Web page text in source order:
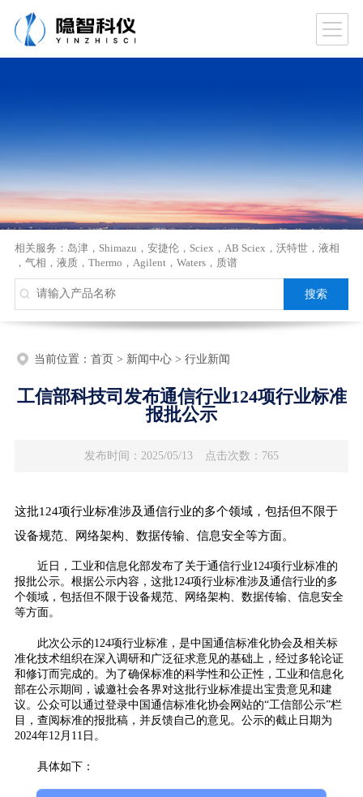
相关服务： 岛津， Shimazu ， 安捷伦， Sciex ， AB Sciex ， 沃特世， 液相
， 气相 ， 液质， Thermo ， Agilent ， Waters， 质谱
当前位置： 首页> 新闻中心> 行业新闻
工信部科技司发布通信行业124项行业标准
报批公示
发布时间：2025/05/13 点击次数：765
这批124项行业标准涉及通信行业的多个领域，包括但不限于
设备规范、网络架构、数据传输、信息安全等方面。
近日，工业和信息化部发布了关于通信行业124项行业标准的
报批公示。根据公示内容，这批124项行业标准涉及通信行业的多
个领域，包括但不限于设备规范、网络架构、数据传输、信息安全
等方面。
此次公示的124项行业标准，是中国通信标准化协会及相关标
准化技术组织在深入调研和广泛征求意见的基础上，经过多轮论证
和修订而完成的。为了确保标准的科学性和公正性，工业和信息化
部在公示期间，诚邀社会各界对这批行业标准提出宝贵意见和建
议。公众可以通过登录中国通信标准化协会网站的“工信部公示”栏
目，查阅标准的报批稿，并反馈自己的意见。公示的截止日期为
2024年12月11日。
具体如下：